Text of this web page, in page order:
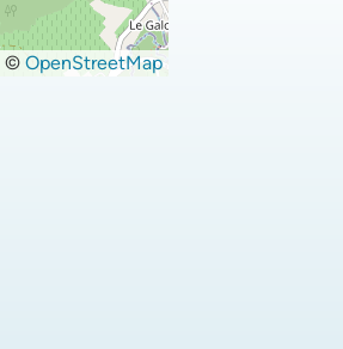
© OpenStreetMap